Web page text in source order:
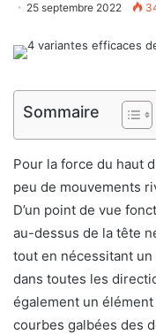
25 septembre 2022
Sommaire
Pour la force du haut
peu de mouvements
D’un point de vue
au-dessus de la tête
tout en nécessitant
dans toutes les
également un
courbes galbées des